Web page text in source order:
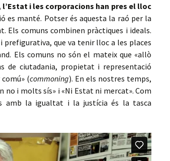
l’Estat i les corporacions han pres el lloc
es manté. Potser és aquesta la raó per la
Els comuns combinen pràctiques i ideals.
que va tenir lloc a les places
Els comuns no són el mateix que «allò
de ciutadania, propietat i representació
(commoning). En els nostres temps,
no i molts sís» i «Ni Estat ni mercat». Com
amb la igualtat i la justícia és la tasca